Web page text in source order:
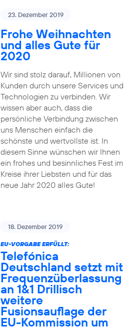
23. Dezember 2019
Frohe Weihnachten
und alles Gute für
2020
Wir sind stolz darauf, Millionen von
Kunden durch unsere Services und
Technologien zu verbinden. Wir
wissen aber auch, dass die
persönliche Verbindung zwischen
uns Menschen einfach die
schönste und wertvollste ist. In
diesem Sinne wünschen wir Ihnen
ein frohes und besinnliches Fest im
Kreise ihrer Liebsten und für das
neue Jahr 2020 alles Gute!
18. Dezember 2019
EU-VORGABE ERFÜLLT:
Telefónica
Deutschland setzt mit
Frequenzüberlassung
an 1&1 Drillisch
weitere
Fusionsauflage der
EU-Kommission um